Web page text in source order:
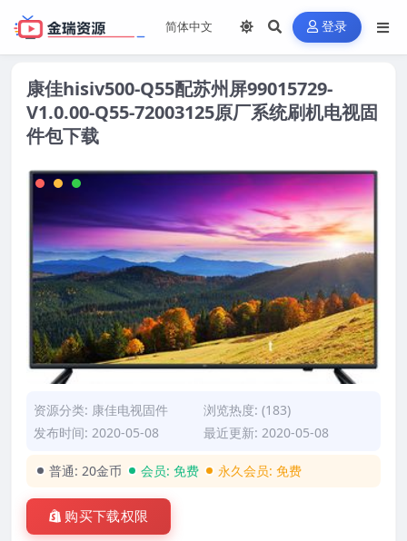
登录
康佳hisiv500-Q55配苏州屏99015729-
V1.0.00-Q55-72003125原厂系统刷机电视固
件包下载
资源分类: 康佳电视固件
浏览热度: (183)
发布时间: 2020-05-08
最近更新: 2020-05-08
普通: 20金币 会员: 免费 永久会员: 免费
购买下载权限